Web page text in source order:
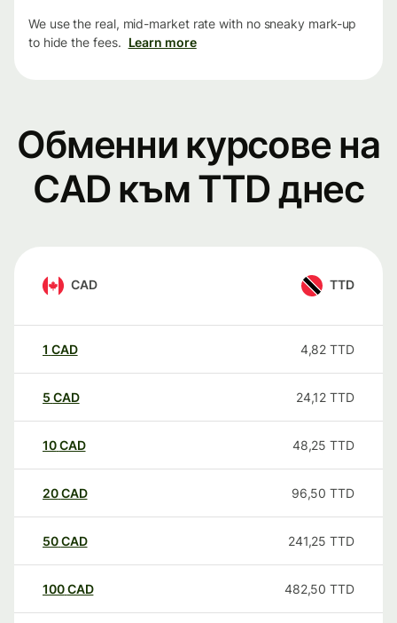
We use the real, mid-market rate with no sneaky mark-up
to hide the fees. Learn more
Обменни курсове на
CAD към TTD днес
CAD TTD
1 CAD 4,82 TTD
5 CAD 24,12 TTD
10CAD 48,25 TTD
20CAD 96,50 TTD
50CAD 241,25 TTD
100CAD 482,50 TTD